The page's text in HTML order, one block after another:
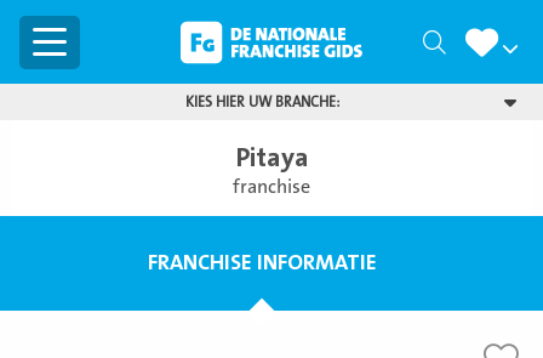
Menu Zoeken
KIES HIER UW BRANCHE:
Pitaya
franchise
FRANCHISE INFORMATIE